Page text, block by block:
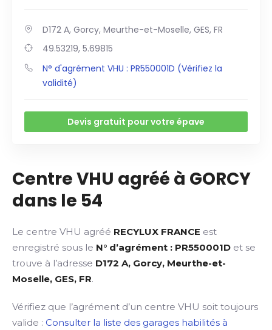
D172 A, Gorcy, Meurthe-et-Moselle, GES, FR
49.53219, 5.69815
N° d'agrément VHU : PR550001D (Vérifiez la
validité)
Devis gratuit pour votre épave
Centre VHU agréé à GORCY
dans le 54
Le centre VHU agréé RECYLUX FRANCE est
enregistré sous le N° d’agrément : PR550001D et se
trouve à l’adresse D172 A, Gorcy, Meurthe-et-
Moselle, GES, FR.
Vérifiez que l’agrément d’un centre VHU soit toujours
valide : Consulter la liste des garages habilités à